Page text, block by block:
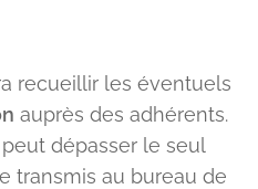
recueillir les éventuels
auprès des adhérents.
dépasser le seul
transmis au bureau de